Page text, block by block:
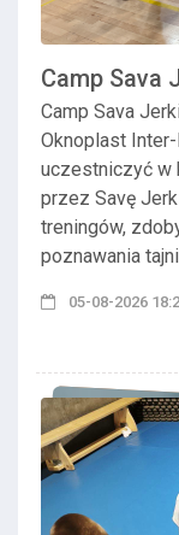
Camp Sava
Zawodnicy
Camp Sava
Oknoplast
uczestniczyć w
przez Savę
treningów,
poznawania
05-08-2026